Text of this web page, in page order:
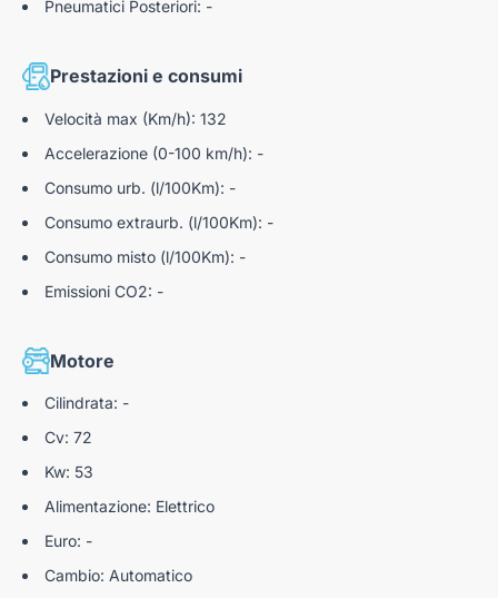
Assistenza al mantenimento della corsia
Cavo a spirale retrattile CA da 7 kw sulla griglia
Pneumatici Posteriori: -
Prestazioni e consumi
Velocità max (Km/h): 132
Accelerazione (0-100 km/h): -
Consumo urb. (l/100Km): -
Consumo extraurb. (l/100Km): -
Consumo misto (l/100Km): -
Emissioni CO2: -
Motore
Cilindrata: -
Cv: 72
Kw: 53
Alimentazione: Elettrico
Euro: -
Cambio: Automatico